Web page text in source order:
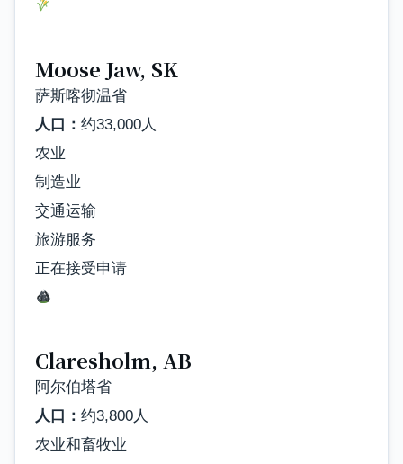
Moose Jaw, SK
萨斯喀彻温省
人口： 约33,000人
农业
制造业
交通运输
旅游服务
正在接受申请
Claresholm, AB
阿尔伯塔省
人口： 约3,800人
农业和畜牧业